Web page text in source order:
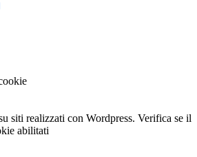
siti realizzati con Wordpress. Verifica se il
abilitati